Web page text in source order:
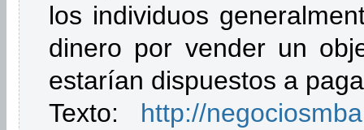
los individuos
dinero por vender un
estarían dispuestos a
Texto: http://